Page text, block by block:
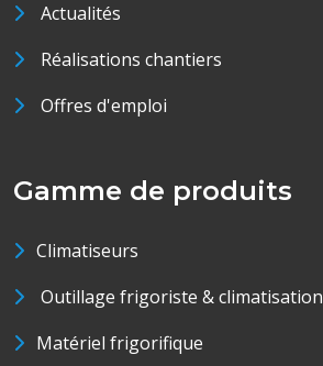
Actualités
Réalisations chantiers
Offres d'emploi
Gamme de produits
Climatiseurs
Outillage frigoriste & climatisation
Matériel frigorifique